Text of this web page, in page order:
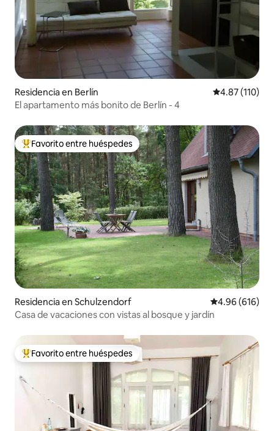
Residencia en Berlín Calificación
4.87 (110)
El apartamento más bonito de Berlín - 4
De los mejores en Favorito entre huéspedes
Favorito entre huéspedes
Residencia en Schulzendorf Calificación
4.96 (616)
Casa de vacaciones con vistas al bosque y jardín
De los mejores en Favorito entre huéspedes
Favorito entre huéspedes